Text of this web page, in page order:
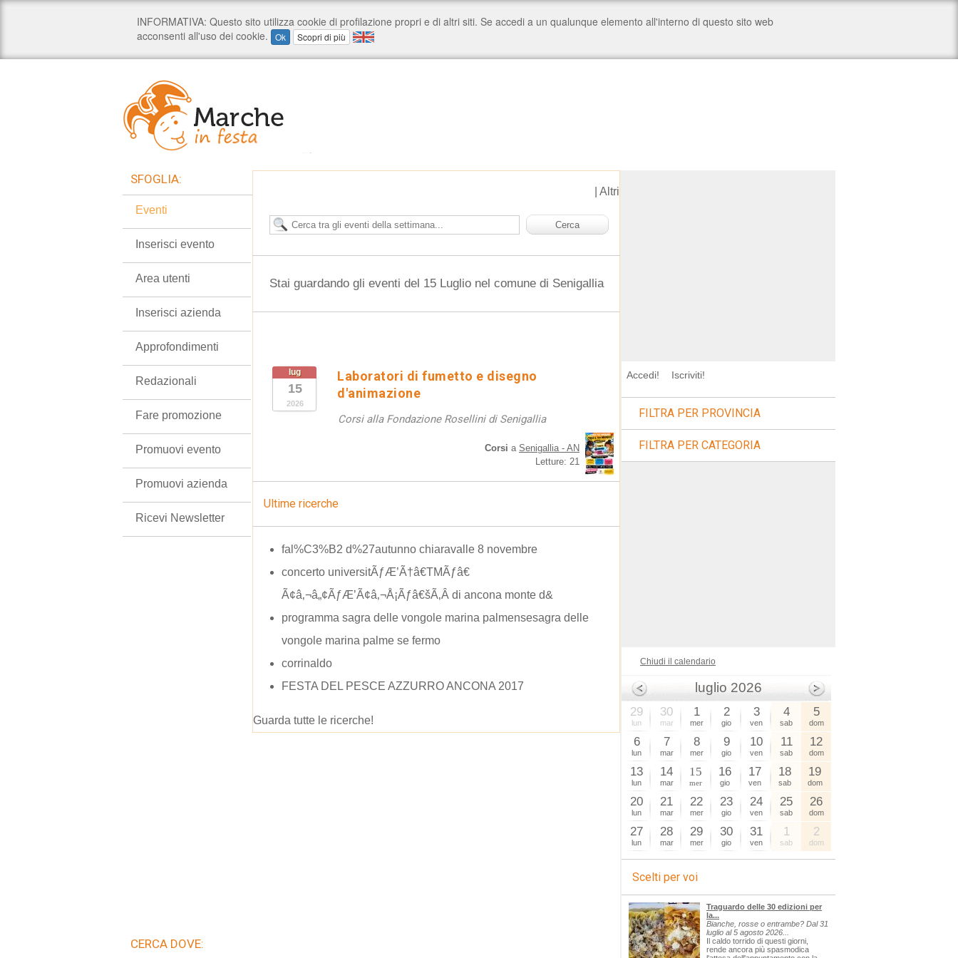
Altri
Stai guardando gli eventi del 15 Luglio nel comune di Senigallia
lug
15
2026
Laboratori di fumetto e disegno
d'animazione
Corsi alla Fondazione Rosellini di Senigallia
Corsi a Senigallia - AN
Letture: 21
Ultime ricerche
fal%C3%B2 d%27autunno chiaravalle 8 novembre
concerto universitÃƒÆ’Ã†â€TMÃƒâ€
Ã¢â‚¬â„¢ÃƒÆ’Ã¢â‚¬Å¡Ãƒâ€šÃ‚Â di ancona monte d&
programma sagra delle vongole marina palmensesagra delle
vongole marina palme se fermo
corrinaldo
FESTA DEL PESCE AZZURRO ANCONA 2017
Guarda tutte le ricerche!
SFOGLIA:
Eventi
Inserisci evento
Area utenti
Inserisci azienda
Approfondimenti
Redazionali
Fare promozione
Promuovi evento
Promuovi azienda
Ricevi Newsletter
CERCA DOVE:
Accedi! Iscriviti!
FILTRA PER PROVINCIA
FILTRA PER CATEGORIA
Chiudi il calendario
luglio 2026
29
lun
30
mar
1
mer
2
gio
3
ven
4
sab
5
dom
6
lun
7
mar
8
mer
9
gio
10
ven
11
sab
12
dom
13
lun
14
mar
15
mer
16
gio
17
ven
18
sab
19
dom
20
lun
21
mar
22
mer
23
gio
24
ven
25
sab
26
dom
27
lun
28
mar
29
mer
30
gio
31
ven
1
sab
2
dom
Scelti per voi
Traguardo delle 30 edizioni per
la...
Bianche, rosse o entrambe? Dal 31
luglio al 5 agosto 2026...
Il caldo torrido di questi giorni,
rende ancora più spasmodica